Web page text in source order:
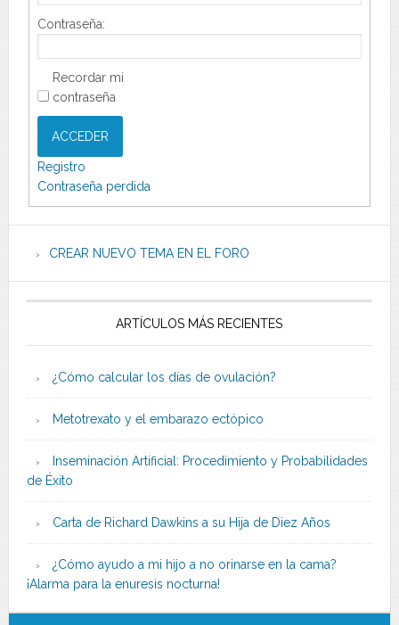
Contraseña:
Recordar mi
contraseña
ACCEDER
Registro
Contraseña perdida
CREAR NUEVO TEMA EN EL FORO
ARTÍCULOS MÁS RECIENTES
¿Cómo calcular los días de ovulación?
Metotrexato y el embarazo ectópico
Inseminación Artificial: Procedimiento y Probabilidades
de Éxito
Carta de Richard Dawkins a su Hija de Diez Años
¿Cómo ayudo a mi hijo a no orinarse en la cama?
¡Alarma para la enuresis nocturna!